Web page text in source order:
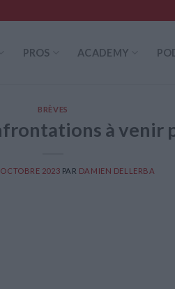
PROS ACADEMY
BRÈVES
à venir
2023 PAR DAMIEN DELLERBA